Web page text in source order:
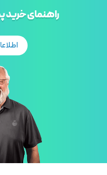
راهنمای